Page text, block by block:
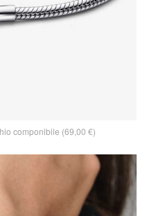
componibile (69,00 €)